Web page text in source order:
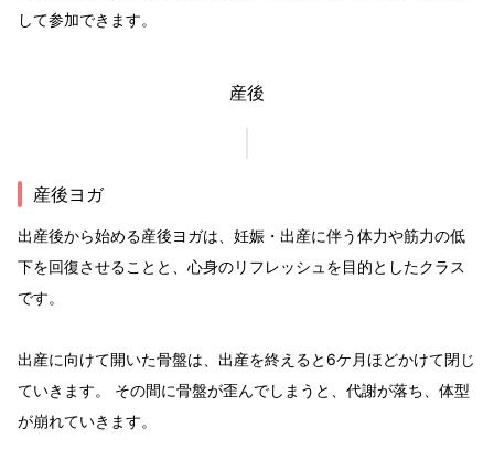
して参加できます。
産後
産後ヨガ
出産後から始める産後ヨガは、妊娠・出産に伴う体力や筋力の低
下を回復させることと、心身のリフレッシュを目的としたクラス
です。
出産に向けて開いた骨盤は、出産を終えると6ケ月ほどかけて閉じ
ていきます。 その間に骨盤が歪んでしまうと、代謝が落ち、体型
が崩れていきます。